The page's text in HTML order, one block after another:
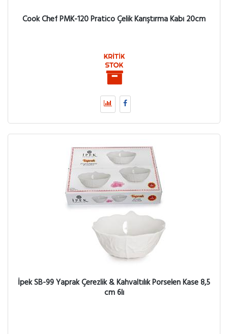
Cook Chef PMK-120 Pratico Çelik Karıştırma Kabı 20cm
İpek SB-99 Yaprak Çerezlik & Kahvaltılık Porselen Kase 8,5
cm 6lı